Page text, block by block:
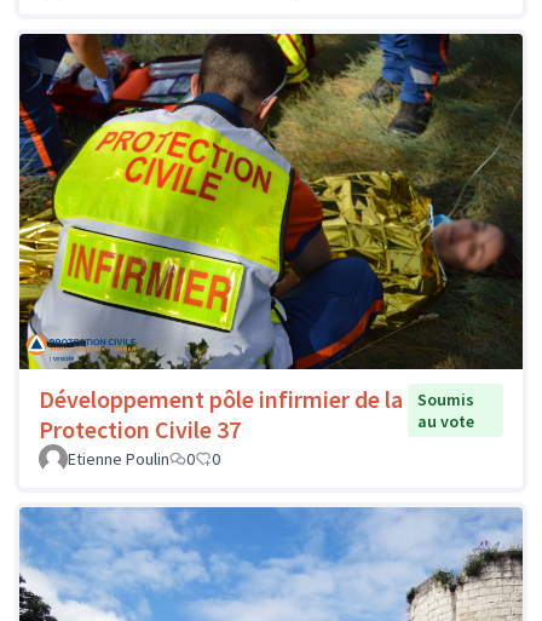
Développement pôle infirmier de la
Protection Civile 37
Soumis
au vote
Etienne Poulin
0 0